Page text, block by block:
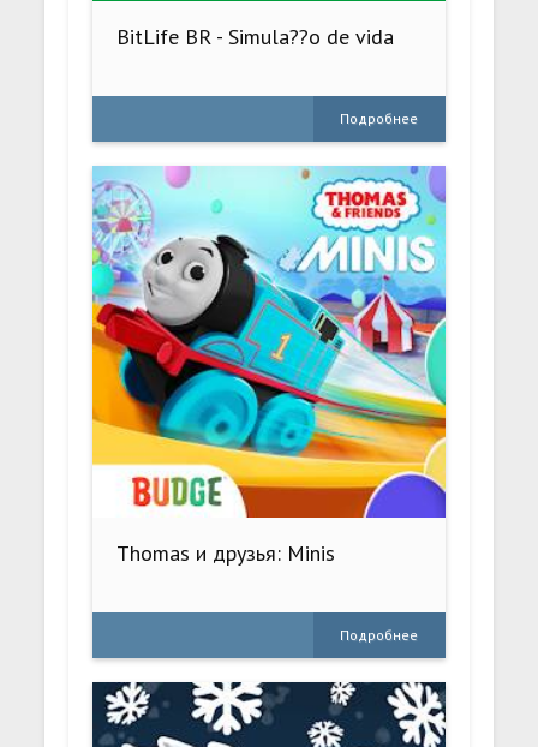
BitLife BR - Simula??o de vida
Подробнее
Thomas и друзья: Minis
Подробнее